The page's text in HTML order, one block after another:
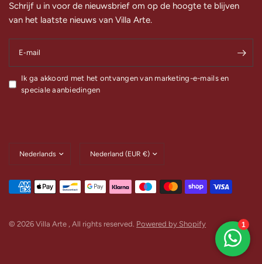
Schrijf u in voor de nieuwsbrief om op de hoogte te blijven
van het laatste nieuws van Villa Arte.
E‑mail
Ik ga akkoord met het ontvangen van marketing-e-mails en
speciale aanbiedingen
© 2026 Villa Arte , All rights reserved. Powered by Shopify